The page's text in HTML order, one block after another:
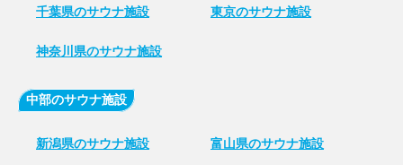
千葉県のサウナ施設 東京のサウナ施設
神奈川県のサウナ施設
中部のサウナ施設
新潟県のサウナ施設 富山県のサウナ施設